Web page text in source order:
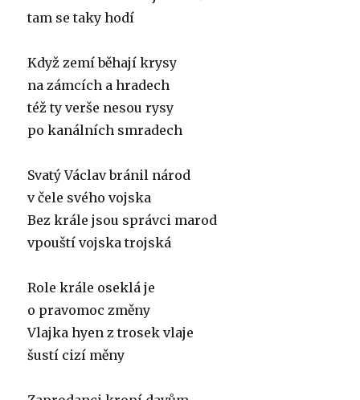
tam se taky hodí
Když zemí běhají krysy
na zámcích a hradech
též ty verše nesou rysy
po kanálních smradech
Svatý Václav bránil národ
v čele svého vojska
Bez krále jsou správci marod
vpouští vojska trojská
Role krále oseklá je
o pravomoc změny
Vlajka hyen z trosek vlaje
šustí cizí měny